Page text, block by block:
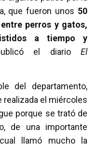
que fueron unos 50
perros y gatos,
a tiempo y
el diarioEl
del departamento,
realizada el miércoles
porque se trató de
de una importante
llamó mucho la